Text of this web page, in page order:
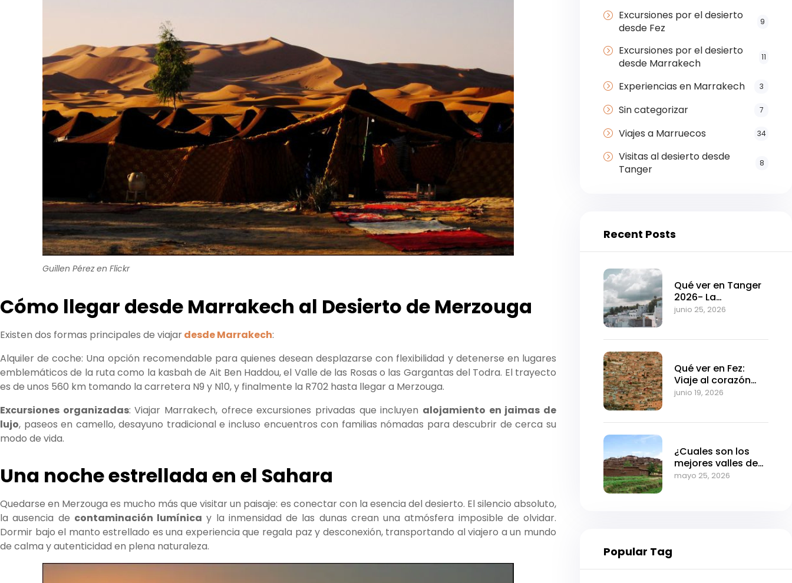
Guillen Pérez en Flickr
Cómo llegar desde Marrakech al Desierto de Merzouga
Existen dos formas principales de viajardesde Marrakech:
Alquiler de coche: Una opción recomendable para quienes desean desplazarse con flexibilidad y detenerse en lugares
emblemáticos de la ruta como la kasbah de Ait Ben Haddou, el Valle de las Rosas o las Gargantas del Todra. El trayecto
es de unos 560 km tomando la carretera N9 y N10, y finalmente la R702 hasta llegar a Merzouga.
Excursiones organizadas: Viajar Marrakech, ofrece excursiones privadas que incluyen alojamiento en jaimas de
lujo, paseos en camello, desayuno tradicional e incluso encuentros con familias nómadas para descubrir de cerca su
modo de vida.
Una noche estrellada en el Sahara
Quedarse en Merzouga es mucho más que visitar un paisaje: es conectar con la esencia del desierto. El silencio absoluto,
la ausencia de contaminación lumínica y la inmensidad de las dunas crean una atmósfera imposible de olvidar.
Dormir bajo el manto estrellado es una experiencia que regala paz y desconexión, transportando al viajero a un mundo
de calma y autenticidad en plena naturaleza.
Excursiones por el desierto
desde Fez
9
Excursiones por el desierto
desde Marrakech
11
Experiencias en Marrakech 3
Sin categorizar 7
Viajes a Marruecos 34
Visitas al desierto desde
Tanger
8
Recent Posts
Qué ver en Tanger
2026- La
fascinante puerta
junio 25, 2026
Qué ver en Fez:
Viaje al corazón
medieval de
junio 19, 2026
¿Cuales son los
mejores valles de
Marrakech?
mayo 25, 2026
Popular Tag